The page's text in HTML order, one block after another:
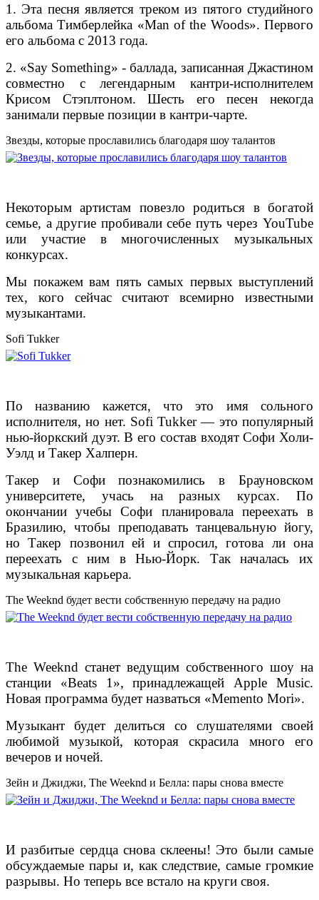
1. Эта песня является треком из пятого студийного
альбома Тимберлейка «Man of the Woods». Первого
его альбома с 2013 года.
2. «Say Something» - баллада, записанная Джастином
совместно с легендарным кантри-исполнителем
Крисом Стэплтоном. Шесть его песен некогда
занимали первые позиции в кантри-чарте.
Звезды, которые прославились благодаря шоу талантов
Некоторым артистам повезло родиться в богатой
семье, а другие пробивали себе путь через YouTube
или участие в многочисленных музыкальных
конкурсах.
Мы покажем вам пять самых первых выступлений
тех, кого сейчас считают всемирно известными
музыкантами.
Sofi Tukker
По названию кажется, что это имя сольного
исполнителя, но нет. Sofi Tukker — это популярный
нью-йоркский дуэт. В его состав входят Софи Холи-
Уэлд и Такер Халперн.
Такер и Софи познакомились в Брауновском
университете, учась на разных курсах. По
окончании учебы Софи планировала переехать в
Бразилию, чтобы преподавать танцевальную йогу,
но Такер позвонил ей и спросил, готова ли она
переехать с ним в Нью-Йорк. Так началась их
музыкальная карьера.
The Weeknd будет вести собственную передачу на радио
The Weeknd станет ведущим собственного шоу на
станции «Beats 1», принадлежащей Apple Music.
Новая программа будет назваться «Memento Mori».
Музыкант будет делиться со слушателями своей
любимой музыкой, которая скрасила много его
вечеров и ночей.
Зейн и Джиджи, The Weeknd и Белла: пары снова вместе
И разбитые сердца снова склеены! Это были самые
обсуждаемые пары и, как следствие, самые громкие
разрывы. Но теперь все встало на круги своя.